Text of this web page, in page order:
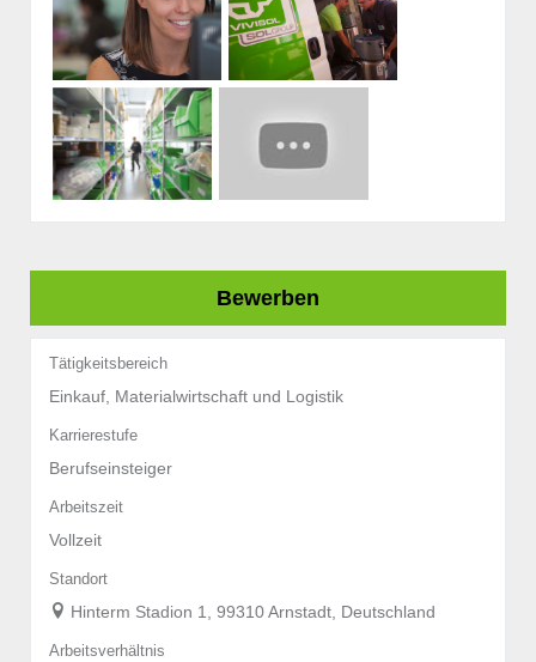
Bewerben
Tätigkeitsbereich
Einkauf, Materialwirtschaft und Logistik
Karrierestufe
Berufseinsteiger
Arbeitszeit
Vollzeit
Standort
Hinterm Stadion 1, 99310 Arnstadt, Deutschland
Arbeitsverhältnis